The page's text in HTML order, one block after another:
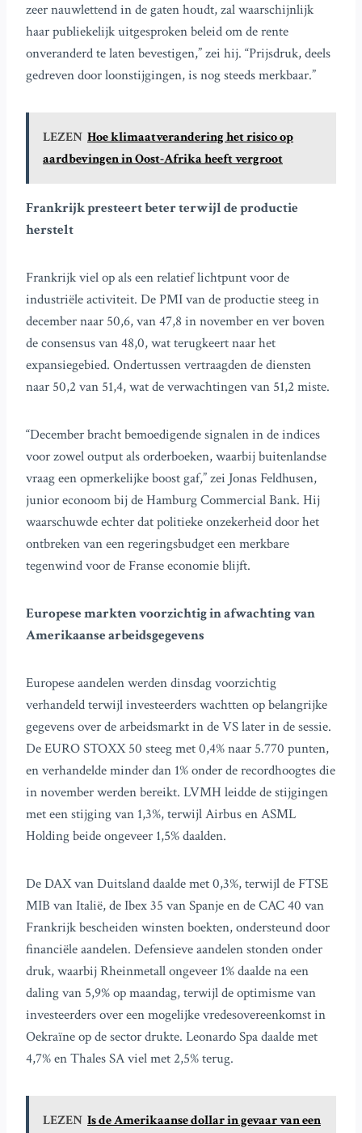
zeer nauwlettend in de gaten houdt, zal waarschijnlijk
haar publiekelijk uitgesproken beleid om de rente
onveranderd te laten bevestigen,” zei hij. “Prijsdruk, deels
gedreven door loonstijgingen, is nog steeds merkbaar.”
LEZEN Hoe klimaatverandering het risico op
aardbevingen in Oost-Afrika heeft vergroot
Frankrijk presteert beter terwijl de productie
herstelt
Frankrijk viel op als een relatief lichtpunt voor de
industriële activiteit. De PMI van de productie steeg in
december naar 50,6, van 47,8 in november en ver boven
de consensus van 48,0, wat terugkeert naar het
expansiegebied. Ondertussen vertraagden de diensten
naar 50,2 van 51,4, wat de verwachtingen van 51,2 miste.
“December bracht bemoedigende signalen in de indices
voor zowel output als orderboeken, waarbij buitenlandse
vraag een opmerkelijke boost gaf,” zei Jonas Feldhusen,
junior econoom bij de Hamburg Commercial Bank. Hij
waarschuwde echter dat politieke onzekerheid door het
ontbreken van een regeringsbudget een merkbare
tegenwind voor de Franse economie blijft.
Europese markten voorzichtig in afwachting van
Amerikaanse arbeidsgegevens
Europese aandelen werden dinsdag voorzichtig
verhandeld terwijl investeerders wachtten op belangrijke
gegevens over de arbeidsmarkt in de VS later in de sessie.
De EURO STOXX 50 steeg met 0,4% naar 5.770 punten,
en verhandelde minder dan 1% onder de recordhoogtes die
in november werden bereikt. LVMH leidde de stijgingen
met een stijging van 1,3%, terwijl Airbus en ASML
Holding beide ongeveer 1,5% daalden.
De DAX van Duitsland daalde met 0,3%, terwijl de FTSE
MIB van Italië, de Ibex 35 van Spanje en de CAC 40 van
Frankrijk bescheiden winsten boekten, ondersteund door
financiële aandelen. Defensieve aandelen stonden onder
druk, waarbij Rheinmetall ongeveer 1% daalde na een
daling van 5,9% op maandag, terwijl de optimisme van
investeerders over een mogelijke vredesovereenkomst in
Oekraïne op de sector drukte. Leonardo Spa daalde met
4,7% en Thales SA viel met 2,5% terug.
LEZEN Is de Amerikaanse dollar in gevaar van een